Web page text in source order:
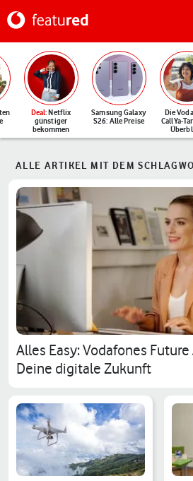
Deal: Netflix
günstiger
bekommen
Samsung Galaxy
S26: Alle Preise
Die
CallYa-
ALLE ARTIKEL MIT DEM
Alles Easy: Vodafones
Deine digitale Zukunft